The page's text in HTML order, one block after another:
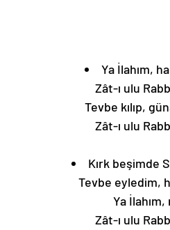
Ya İlahım,
Zât-ı ulu
Tevbe kılıp,
Zât-ı ulu
Kırk beşimde
Tevbe eyledim,
Ya
Zât-ı ulu